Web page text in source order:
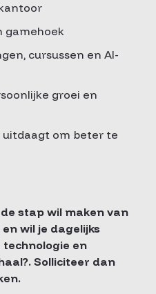
gamehoek
cursussen en AI-
groei en
uitdaagt om beter te
stap wil maken van
wil je dagelijks
en
Solliciteer dan